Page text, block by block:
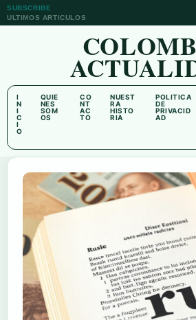
SUBSCRIBE
ULTIMOS ARTICULOS
I
N
I
C
I
O
QUIE
NES
SOM
OS
CO
NT
AC
TO
NUEST
RA
HISTO
RIA
POLITICA
DE
PRIVACID
AD